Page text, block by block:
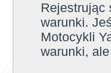
Rejestrując
warunki.
Motocykli
warunki,